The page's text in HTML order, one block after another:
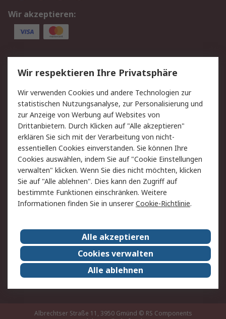
Wir akzeptieren:
Service
Value Added Services
Lieferlösungen
Rücksendung/Entsorgung Kontakt
Hilfe
Rechtliches
RS Verkaufs- und
Lieferbedingungen
Datenschutz
Cookie-Richtlinie
Zahlungsbedingungen
Impressum
Webseite Konditionen
RS weltweit
Karriere bei RS
Nachhaltigkeit
Qualität/Zertifikate
Presse-Center
Event-Center
Albrechtser Straße 11, 3950 Gmünd © RS Components
Wir respektieren Ihre Privatsphäre
Wir verwenden Cookies und andere Technologien zur
statistischen Nutzungsanalyse, zur Personalisierung und
zur Anzeige von Werbung auf Websites von
Drittanbietern. Durch Klicken auf "Alle akzeptieren"
erklären Sie sich mit der Verarbeitung von nicht-
essentiellen Cookies einverstanden. Sie können Ihre
Cookies auswählen, indem Sie auf "Cookie Einstellungen
verwalten" klicken. Wenn Sie dies nicht möchten, klicken
Sie auf "Alle ablehnen". Dies kann den Zugriff auf
bestimmte Funktionen einschränken. Weitere
Informationen finden Sie in unsererCookie-Richtlinie.
Alle akzeptieren
Cookies verwalten
Alle ablehnen